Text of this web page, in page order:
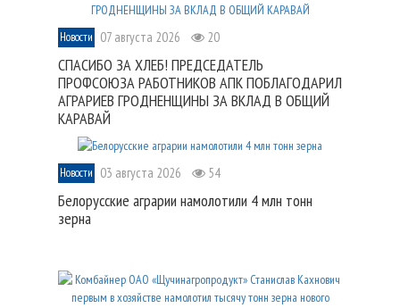
Новости 07 августа 2026 20
СПАСИБО ЗА ХЛЕБ! ПРЕДСЕДАТЕЛЬ
ПРОФСОЮЗА РАБОТНИКОВ АПК ПОБЛАГОДАРИЛ
АГРАРИЕВ ГРОДНЕНЩИНЫ ЗА ВКЛАД В ОБЩИЙ
КАРАВАЙ
Новости 03 августа 2026 54
Белорусские аграрии намолотили 4 млн тонн
зерна